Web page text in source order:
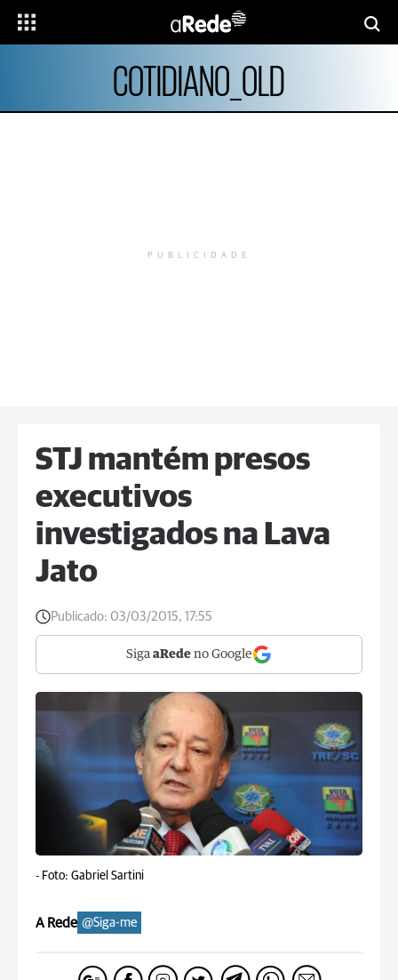
COTIDIANO_OLD
PUBLICIDADE
STJ mantém presos
executivos
investigados na Lava
Jato
Publicado: 03/03/2015, 17:55
Siga aRede no Google
- Foto: Gabriel Sartini
A Rede @Siga-me